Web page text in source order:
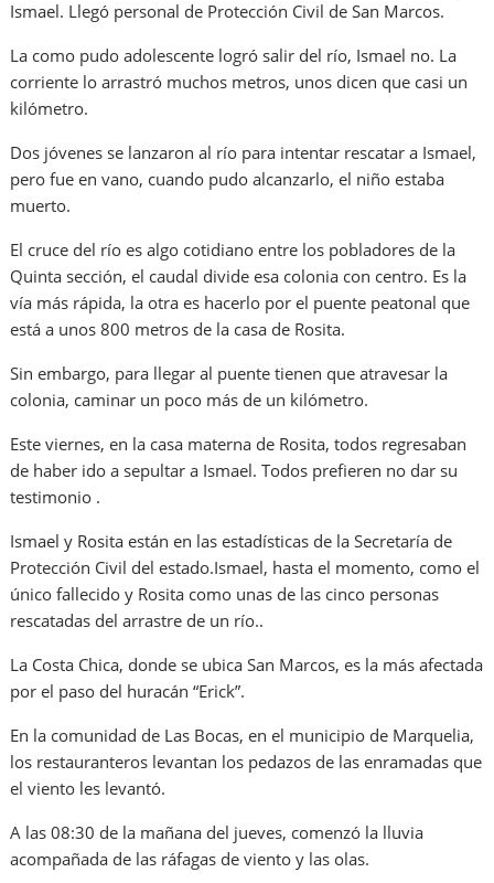
Ismael. Llegó personal de Protección Civil de San Marcos.
La como pudo adolescente logró salir del río, Ismael no. La
corriente lo arrastró muchos metros, unos dicen que casi un
kilómetro.
Dos jóvenes se lanzaron al río para intentar rescatar a Ismael,
pero fue en vano, cuando pudo alcanzarlo, el niño estaba
muerto.
El cruce del río es algo cotidiano entre los pobladores de la
Quinta sección, el caudal divide esa colonia con centro. Es la
vía más rápida, la otra es hacerlo por el puente peatonal que
está a unos 800 metros de la casa de Rosita.
Sin embargo, para llegar al puente tienen que atravesar la
colonia, caminar un poco más de un kilómetro.
Este viernes, en la casa materna de Rosita, todos regresaban
de haber ido a sepultar a Ismael. Todos prefieren no dar su
testimonio .
Ismael y Rosita están en las estadísticas de la Secretaría de
Protección Civil del estado.Ismael, hasta el momento, como el
único fallecido y Rosita como unas de las cinco personas
rescatadas del arrastre de un río..
La Costa Chica, donde se ubica San Marcos, es la más afectada
por el paso del huracán “Erick”.
En la comunidad de Las Bocas, en el municipio de Marquelia,
los restauranteros levantan los pedazos de las enramadas que
el viento les levantó.
A las 08:30 de la mañana del jueves, comenzó la lluvia
acompañada de las ráfagas de viento y las olas.